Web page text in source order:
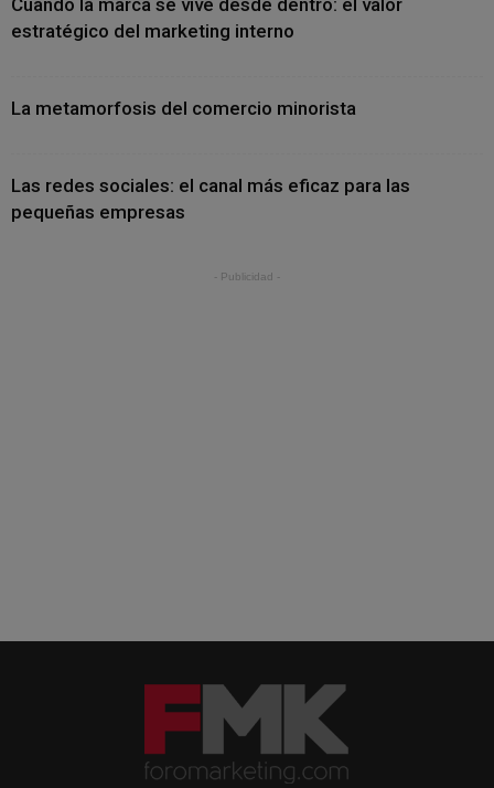
Cuando la marca se vive desde dentro: el valor
estratégico del marketing interno
La metamorfosis del comercio minorista
Las redes sociales: el canal más eficaz para las
pequeñas empresas
- Publicidad -